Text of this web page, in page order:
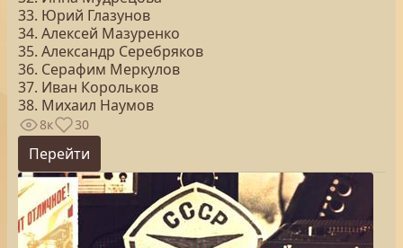
33. Юрий Глазунов
34. Алексей Мазуренко
35. Александр Серебряков
36. Серафим Меркулов
37. Иван Корольков
38. Михаил Наумов
8к 30
Перейти